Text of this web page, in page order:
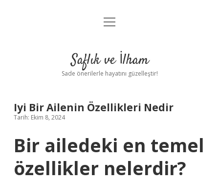
Anasayfa
Yasal Uyarı
menüyü
Saflık ve İlham
Sade önerilerle hayatını güzelleştir!
Iyi Bir Ailenin Özellikleri Nedir
Tarih: Ekim 8, 2024
Bir ailedeki en temel
özellikler nelerdir?